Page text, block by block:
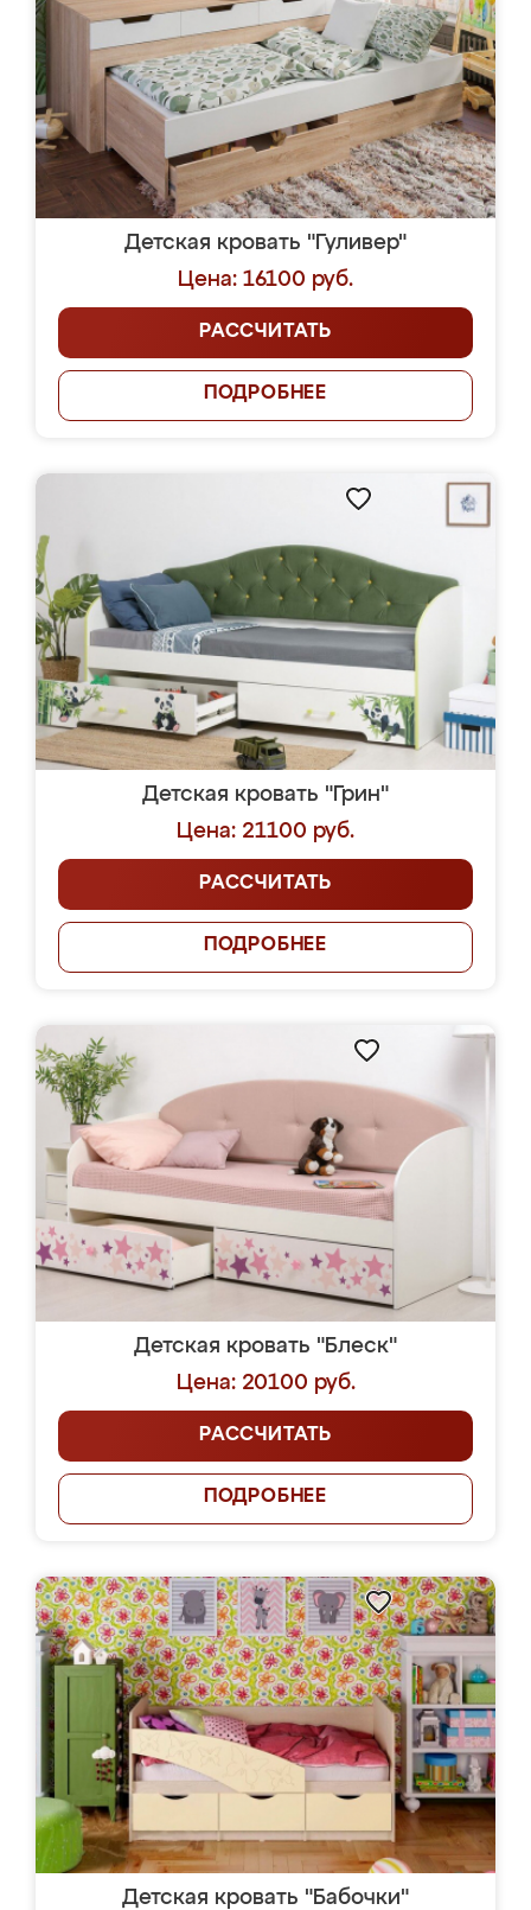
Детская кровать "Гуливер"
Цена: 16100 руб.
РАССЧИТАТЬ
ПОДРОБНЕЕ
Детская кровать "Грин"
Цена: 21100 руб.
РАССЧИТАТЬ
ПОДРОБНЕЕ
Детская кровать "Блеск"
Цена: 20100 руб.
РАССЧИТАТЬ
ПОДРОБНЕЕ
Детская кровать "Бабочки"